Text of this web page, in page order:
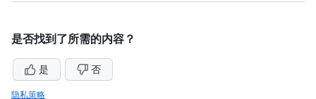
是否找到了所需的内容？
是 否
隐私策略